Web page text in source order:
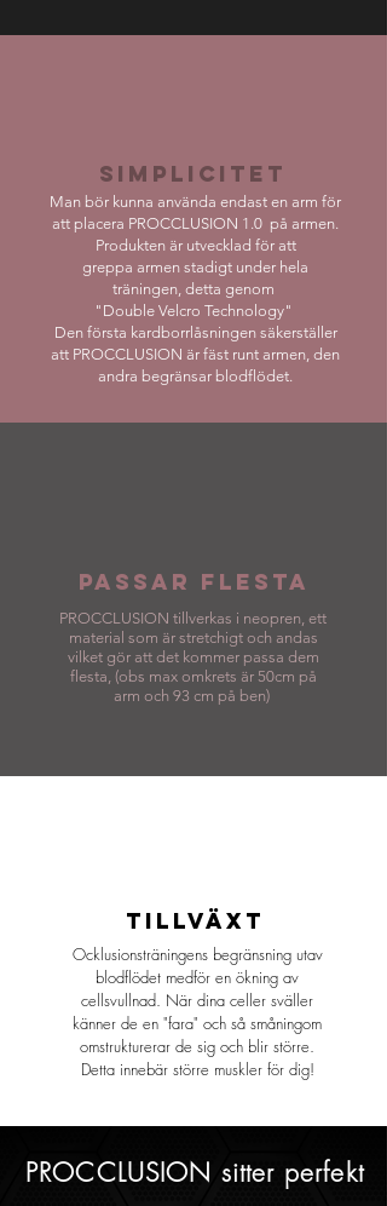
SIMPLICITET
Man bör kunna använda endast en arm för
att placera PROCCLUSION 1.0 på armen.
Produkten är utvecklad för att
greppa armen stadigt under hela
träningen, detta genom
"Double Velcro Technology"
Den första kardborrlåsningen säkerställer
att PROCCLUSION är fäst runt armen, den
andra begränsar blodflödet.
PASSAR flesta
PROCCLUSION tillverkas i neopren, ett
material som är stretchigt och andas
vilket gör att det kommer passa dem
flesta, (obs max omkrets är 50cm på
arm och 93 cm på ben)
TILLVÄXT
Ocklusionsträningens begränsning utav
blodflödet medför en ökning av
cellsvullnad. När dina celler sväller
känner de en "fara" och så småningom
omstrukturerar de sig och blir större.
Detta innebär större muskler för dig!
PROCCLUSION sitter perfekt